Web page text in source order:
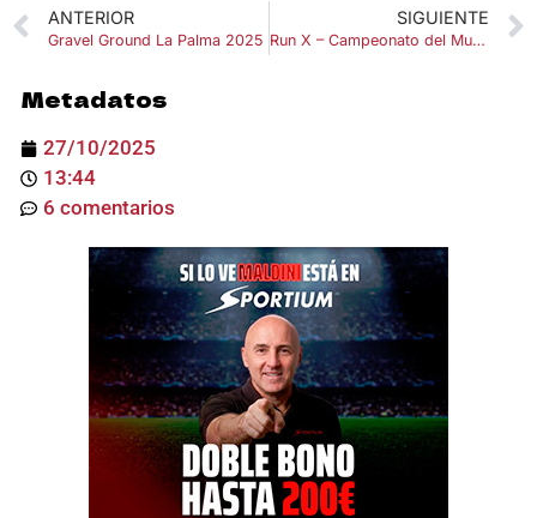
ANTERIOR
Gravel Ground La Palma 2025
SIGUIENTE
Run X – Campeonato del Mundo de cinta de correr
Metadatos
27/10/2025
13:44
6 comentarios